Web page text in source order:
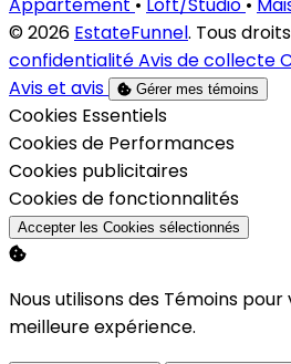
Appartement • Loft/Studio •
© 2026 EstateFunnel. Tous
confidentialitéAvis de collecte
Avis et avis
Gérer mes témoins
Activer
Cookies Essentiels
Activer
Cookies de Performances
Activer
Cookies publicitaires
Activer
Cookies de fonctionnalités
Accepter les Cookies sélectionnés
Nous utilisons des Témoins
meilleure expérience.